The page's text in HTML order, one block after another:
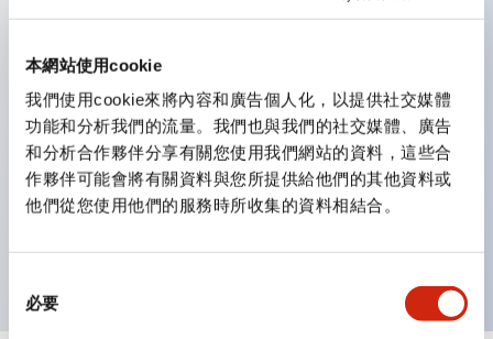
本網站使用cookie
我們使用cookie來將內容和廣告個人化，以提供社交媒體
功能和分析我們的流量。我們也與我們的社交媒體、廣告
和分析合作夥伴分享有關您使用我們網站的資料，這些合
作夥伴可能會將有關資料與您所提供給他們的其他資料或
他們從您使用他們的服務時所收集的資料相結合。
必要
豐富的顏色變化
也提供可標記的照光鏡片類型（非照光）
桿開關等
優異的防水性能。保護結構IP65
按鈕開關、選擇開關、帶鎖選擇開關最大支持3c接點。
LED照光帶來明亮且鮮明的照光面
可用專用配件輕鬆更換為Φ22閃光輪廓型